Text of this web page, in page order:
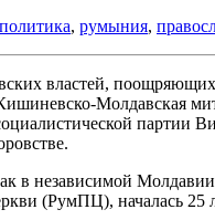
политика, румыния,
властей, поощряющих
Молдавская
партии
в независимой
(РумПЦ), началась 25